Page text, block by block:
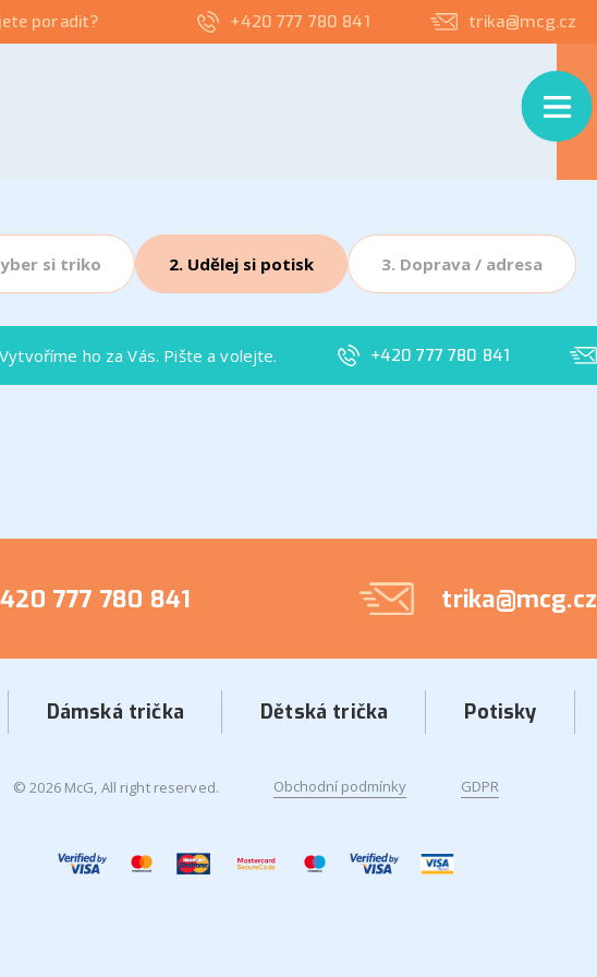
poradit? +420 777 780 841 trika@mcg.cz
Menu
si triko 2. Udělej si potisk 3. Doprava / adresa
ho za Vás. Pište a volejte. +420 777 780 841
777 780 841 trika@mcg.cz
Dámská trička Dětská trička Potisky
© 2026 McG, All right reserved. Obchodní podmínky GDPR